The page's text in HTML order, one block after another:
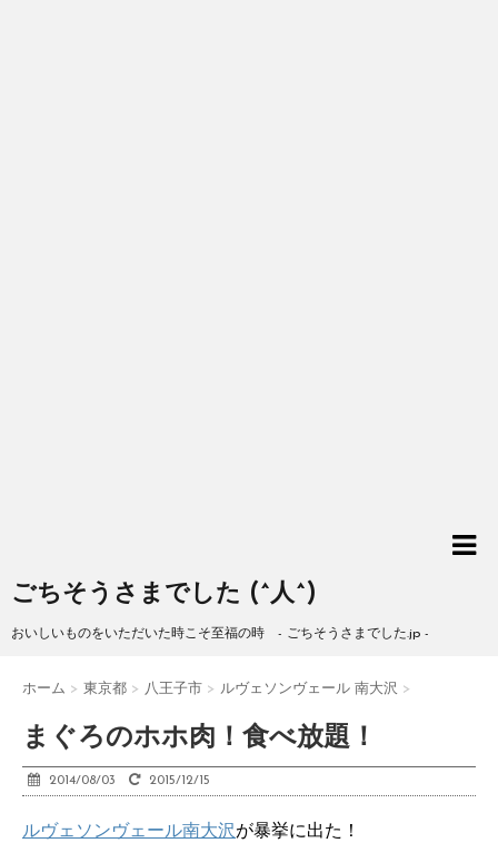
ごちそうさまでした (^人^)
おいしいものをいただいた時こそ至福の時 - ごちそうさまでした.jp -
ホーム > 東京都 > 八王子市 > ルヴェソンヴェール 南大沢 >
まぐろのホホ肉！食べ放題！
2014/08/03 2015/12/15
ルヴェソンヴェール南大沢が暴挙に出た！